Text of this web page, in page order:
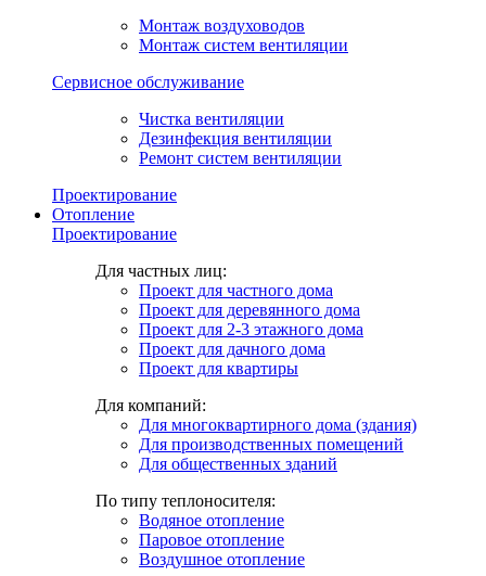
Монтаж воздуховодов
Монтаж систем вентиляции
Сервисное обслуживание
Чистка вентиляции
Дезинфекция вентиляции
Ремонт систем вентиляции
Проектирование
Отопление
Проектирование
Для частных лиц:
Проект для частного дома
Проект для деревянного дома
Проект для 2-3 этажного дома
Проект для дачного дома
Проект для квартиры
Для компаний:
Для многоквартирного дома (здания)
Для производственных помещений
Для общественных зданий
По типу теплоносителя:
Водяное отопление
Паровое отопление
Воздушное отопление